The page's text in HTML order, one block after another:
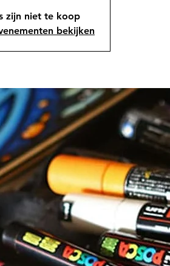
zijn niet te koop
bekijken